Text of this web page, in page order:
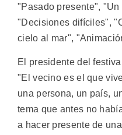
"Pasado presente", "Un
"Decisiones difíciles",
cielo al mar",
El presidente del
"El vecino es el que
una persona, un país,
tema que antes no
a hacer presente de